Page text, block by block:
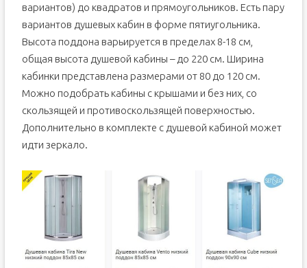
вариантов) до квадратов и прямоугольников. Есть пару
вариантов душевых кабин в форме пятиугольника.
Высота поддона варьируется в пределах 8-18 см,
общая высота душевой кабины – до 220 см. Ширина
кабинки представлена размерами от 80 до 120 см.
Можно подобрать кабины с крышами и без них, со
скользящей и противоскользящей поверхностью.
Дополнительно в комплекте с душевой кабиной может
идти зеркало.